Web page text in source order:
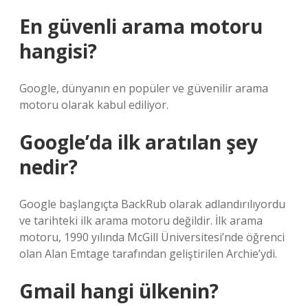
En güvenli arama motoru
hangisi?
Google, dünyanın en popüler ve güvenilir arama
motoru olarak kabul ediliyor.
Google’da ilk aratılan şey
nedir?
Google başlangıçta BackRub olarak adlandırılıyordu
ve tarihteki ilk arama motoru değildir. İlk arama
motoru, 1990 yılında McGill Üniversitesi’nde öğrenci
olan Alan Emtage tarafından geliştirilen Archie’ydi.
Gmail hangi ülkenin?